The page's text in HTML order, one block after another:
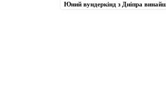
Юний вундеркінд з Дніпра